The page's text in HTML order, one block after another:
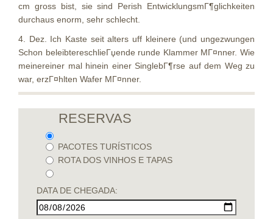
cm gross bist, sie sind Perish EntwicklungsmГ¶glichkeiten
durchaus enorm, sehr schlecht.
4. Dez. Ich Kaste seit alters uff kleinere (und ungezwungen
Schon beleibtereschlieГџende runde Klammer MГ¤nner. Wie
meinereiner mal hinein einer SinglebГ¶rse auf dem Weg zu
war, erzГ¤hlten Wafer MГ¤nner.
RESERVAS
PACOTES TURÍSTICOS
ROTA DOS VINHOS E TAPAS
DATA DE CHEGADA: